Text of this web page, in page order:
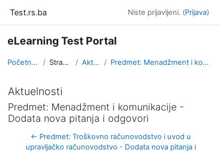
Test.rs.ba Niste prijavljeni. (Prijava)
eLearning Test Portal
Početna stranica Stranice sajta Aktuelnosti Predmet: Menadžment i komunikacije - Dodata nova p...
Aktuelnosti
Predmet: Menadžment i komunikacije -
Dodata nova pitanja i odgovori
← Predmet: Troškovno računovodstvo i uvod u
upravljačko računovodstvo - Dodata nova pitanja i